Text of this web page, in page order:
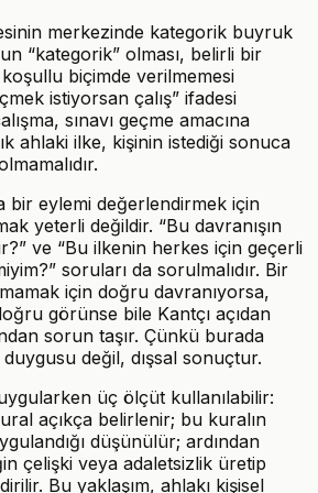
merkezinde kategorik buyruk
“kategorik” olması, belirli bir
biçimde verilmemesi
istiyorsan çalış” ifadesi
sınavı geçme amacına
ahlaki ilke, kişinin istediği sonuca
bir eylemi değerlendirmek için
yeterli değildir. “Bu davranışın
ve “Bu ilkenin herkes için geçerli
soruları da sorulmalıdır. Bir
için doğru davranıyorsa,
görünse bile Kantçı açıdan
sorun taşır. Çünkü burada
değil, dışsal sonuçtur.
üç ölçüt kullanılabilir:
açıkça belirlenir; bu kuralın
düşünülür; ardından
çelişki veya adaletsizlik üretip
Bu yaklaşım, ahlakı kişisel